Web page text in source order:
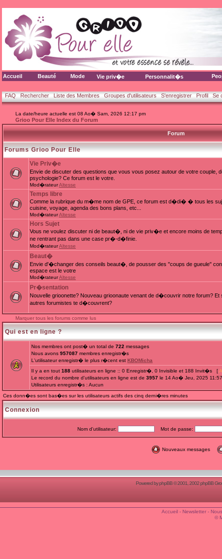
Accueil Beauté Mode Vie priv�e Personnalit�s
FAQ Rechercher Liste des Membres Groupes d'utilisateurs S'enregistrer Profil Se
La date/heure actuelle est 08 Ao� Sam, 2026 12:17 pm
Grioo Pour Elle Index du Forum
Forum
Forums Grioo Pour Elle
Vie Priv�e
Envie de discuter des questions que vous vous posez autour de votre
psychologie? Ce forum est le votre.
Mod�rateurAltesse
Temps libre
Comme la rubrique du m�me nom de GPE, ce forum est d�di� � tous les
cuisine, voyage, agenda des bons plans, etc...
Mod�rateurAltesse
Hors Sujet
Vous ne voulez discuter ni de beaut�, ni de vie priv�e et encore moins de
ne rentrant pas dans une case pr�-d�finie.
Mod�rateurAltesse
Beaut�
Envie d'�changer des conseils beaut�, de pousser des "coups de gueule"
espace est le votre
Mod�rateurAltesse
Pr�sentation
Nouvelle grioonette? Nouveau grioonaute venant de d�couvrir notre forum?
autres forumistes te d�couvrent?
Marquer tous les forums comme lus
Qui est en ligne ?
Nos membres ont post� un total de 722 messages
Nous avons 957087 membres enregistr�s
L'utilisateur enregistr� le plus r�cent est KBOMicha
Il y a en tout 188 utilisateurs en ligne :: 0 Enregistr�, 0 Invisible et 188 Invit�s [
Le record du nombre d'utilisateurs en ligne est de 3957 le 14 Ao� Jeu, 2025
Utilisateurs enregistr�s : Aucun
Ces donn�es sont bas�es sur les utilisateurs actifs des cinq derni�res minutes
Connexion
Nom d'utilisateur: Mot de passe:
Nouveaux messages
Powered byphpBB© 2001, 2002 phpBB
Accueil- Newsletter-
©